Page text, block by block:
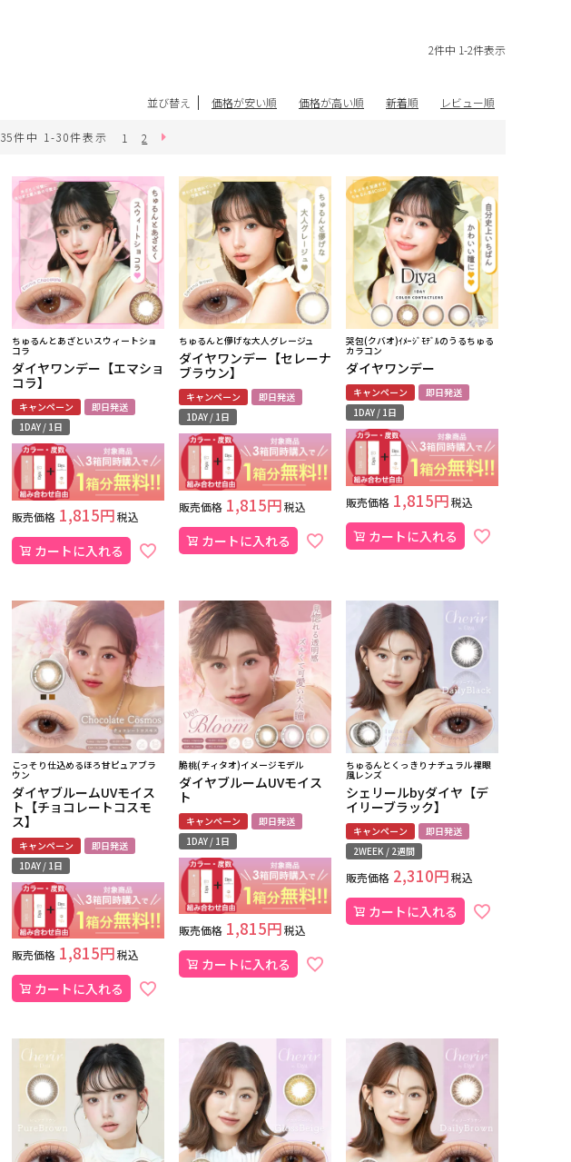
2件中 1-2件表示
並び替え 価格が安い順 価格が高い順 新着順 レビュー順
35件中 1 -30件表示 1 2
ちゅるんとあざといスウィートショ
コラ
ダイヤワンデー【エマショ
コラ】
キャンペーン
即日発送
1DAY / 1日
販売価格 1,815 税込
カートに入れる
ちゅるんと儚げな大人グレージュ
ダイヤワンデー【セレーナ
ブラウン】
キャンペーン
即日発送
1DAY / 1日
販売価格 1,815 税込
カートに入れる
哭包(クバオ)ｲﾒｰｼﾞﾓﾃﾞﾙのうるちゅる
カラコン
ダイヤワンデー
キャンペーン
即日発送
1DAY / 1日
販売価格 1,815 税込
カートに入れる
こっそり仕込めるほろ甘ピュアブラ
ウン
ダイヤブルームUVモイス
ト【チョコレートコスモ
ス】
キャンペーン
即日発送
1DAY / 1日
販売価格 1,815 税込
カートに入れる
脆桃(チィタオ)イメージモデル
ダイヤブルームUVモイス
ト
キャンペーン
即日発送
1DAY / 1日
販売価格 1,815 税込
カートに入れる
ちゅるんとくっきりナチュラル裸眼
風レンズ
シェリールbyダイヤ【デ
イリーブラック】
キャンペーン
即日発送
2WEEK / 2週間
販売価格 2,310 税込
カートに入れる